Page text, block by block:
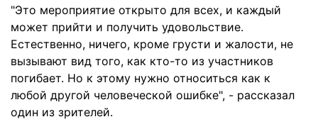
"Это мероприятие открыто для всех, и каждый
может прийти и получить удовольствие.
Естественно, ничего, кроме грусти и жалости, не
вызывают вид того, как кто-то из участников
погибает. Но к этому нужно относиться как к
любой другой человеческой ошибке", - рассказал
один из зрителей.